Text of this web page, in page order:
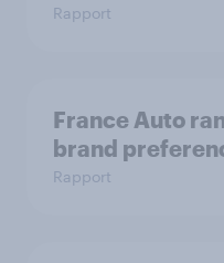
Rapport
France Auto
brand
Rapport